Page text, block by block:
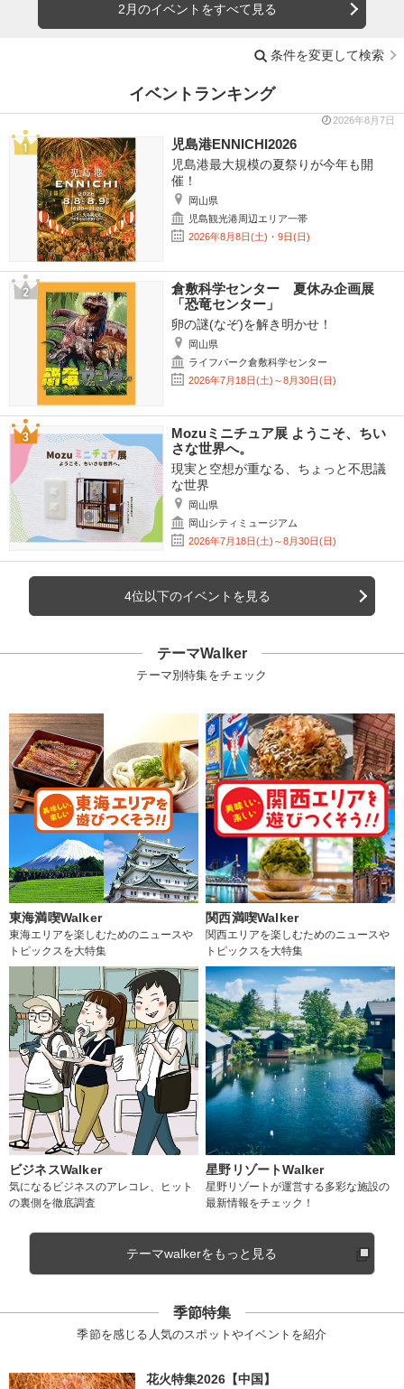
2月のイベントをすべて見る
条件を変更して検索
イベントランキング
2026年8月7日
児島港ENNICHI2026
児島港最大規模の夏祭りが今年も開
催！
岡山県
児島観光港周辺エリア一帯
2026年8月8日(土)・9日(日)
倉敷科学センター 夏休み企画展
「恐竜センター」
卵の謎(なぞ)を解き明かせ！
岡山県
ライフパーク倉敷科学センター
2026年7月18日(土)～8月30日(日)
Mozuミニチュア展 ようこそ、ちい
さな世界へ。
現実と空想が重なる、ちょっと不思議
な世界
岡山県
岡山シティミュージアム
2026年7月18日(土)～8月30日(日)
4位以下のイベントを見る
テーマWalker
テーマ別特集をチェック
東海満喫Walker
東海エリアを楽しむためのニュースや
トピックスを大特集
関西満喫Walker
関西エリアを楽しむためのニュースや
トピックスを大特集
ビジネスWalker
気になるビジネスのアレコレ、ヒット
の裏側を徹底調査
星野リゾートWalker
星野リゾートが運営する多彩な施設の
最新情報をチェック！
テーマwalkerをもっと見る
季節特集
季節を感じる人気のスポットやイベントを紹介
花火特集2026【中国】